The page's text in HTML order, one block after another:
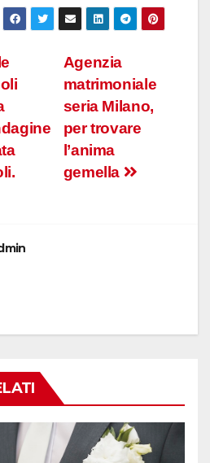
Agenzia
matrimoniale
seria Milano,
per trovare
l’anima
gemella